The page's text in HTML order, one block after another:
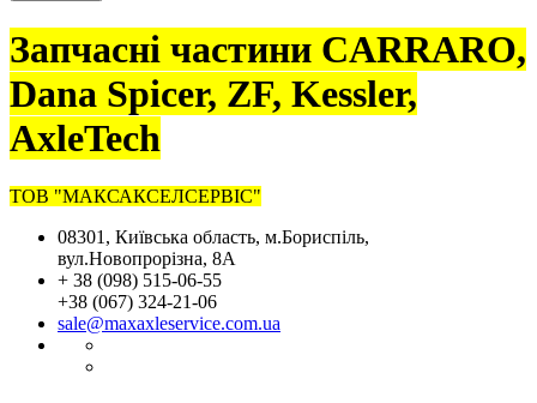
Запчасні частини CARRARO,
Dana Spicer, ZF, Kessler,
AxleTech
ТОВ "МАКСАКСЕЛСЕРВІС"
08301, Київська область, м.Бориспіль,
вул.Новопрорізна, 8А
+ 38 (098) 515-06-55
+38 (067) 324-21-06
sale@maxaxleservice.com.ua